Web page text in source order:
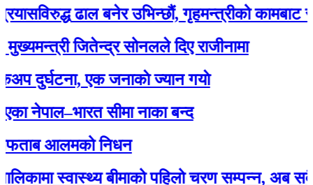
ढाल बनेर उभिन्छौं, गृहमन्त्रीको कामबाट
जितेन्द्र सोनलले दिए राजीनामा
एक जनाकाे ज्यान गयाे
सीमा नाका बन्द
आलमको निधन
स्वास्थ्य बीमाको पहिलो चरण सम्पन्न, अब सबै